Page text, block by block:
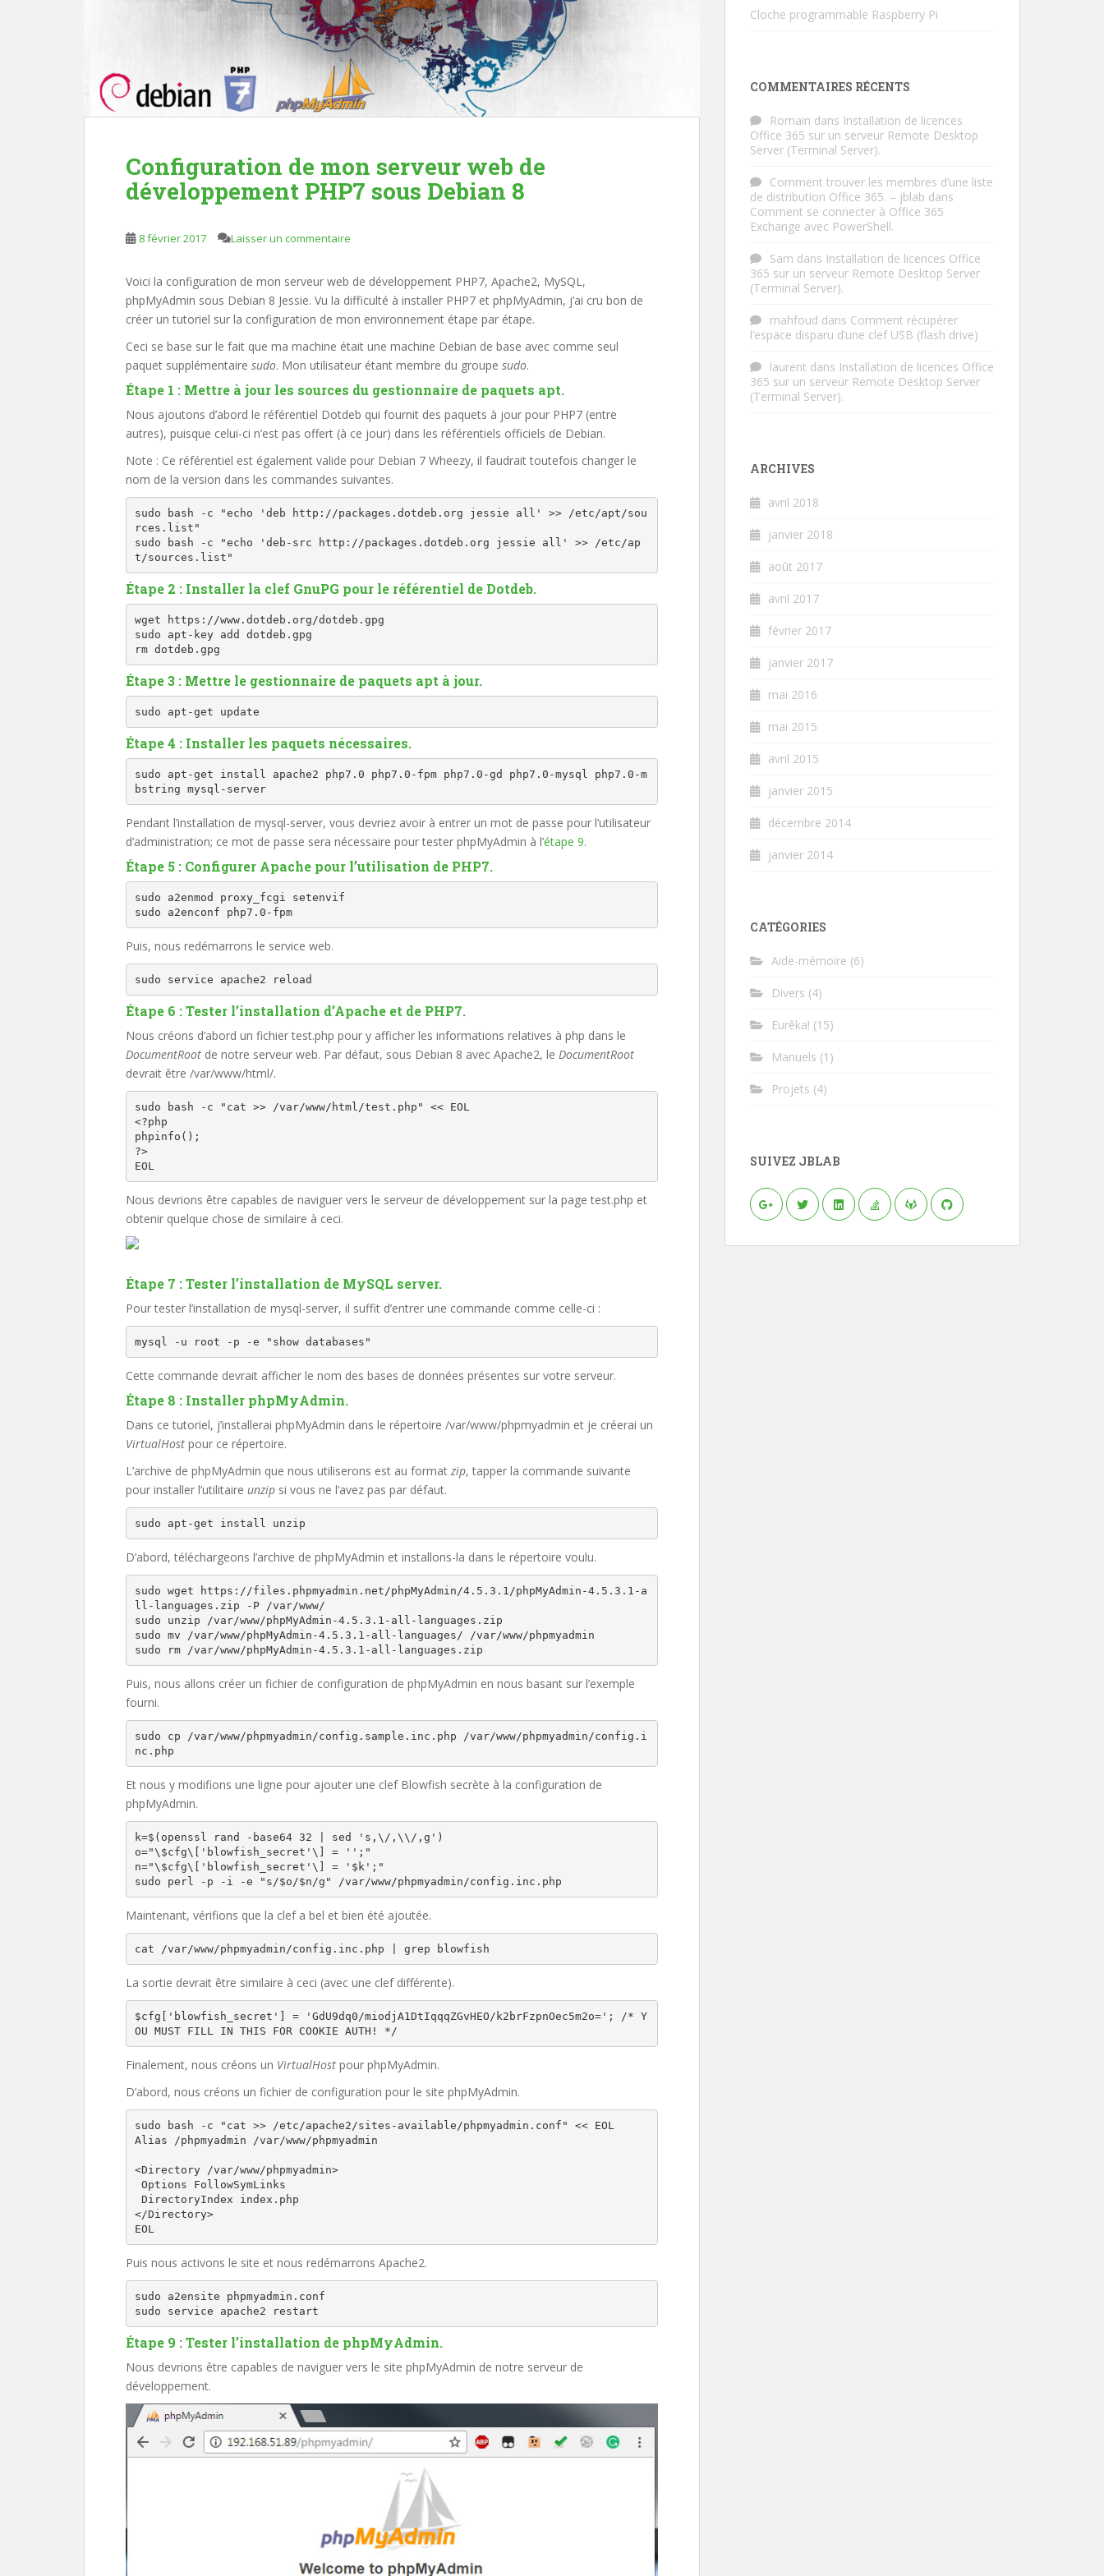
Configuration de mon serveur web de
développement PHP7 sous Debian 8
8 février 2017 Laisser un commentaire
Voici la configuration de mon serveur web de développement PHP7, Apache2, MySQL,
phpMyAdmin sous Debian 8 Jessie. Vu la difficulté à installer PHP7 et phpMyAdmin, j’ai cru bon de
créer un tutoriel sur la configuration de mon environnement étape par étape.
Ceci se base sur le fait que ma machine était une machine Debian de base avec comme seul
paquet supplémentaire sudo. Mon utilisateur étant membre du groupe sudo.
Étape 1 : Mettre à jour les sources du gestionnaire de paquets apt.
Nous ajoutons d’abord le référentiel Dotdeb qui fournit des paquets à jour pour PHP7 (entre
autres), puisque celui-ci n’est pas offert (à ce jour) dans les référentiels officiels de Debian.
Note : Ce référentiel est également valide pour Debian 7 Wheezy, il faudrait toutefois changer le
nom de la version dans les commandes suivantes.
sudo bash -c "echo 'deb http://packages.dotdeb.org jessie all' >> /etc/apt/sou
rces.list"
sudo bash -c "echo 'deb-src http://packages.dotdeb.org jessie all' >> /etc/ap
t/sources.list"
Étape 2 : Installer la clef GnuPG pour le référentiel de Dotdeb.
wget https://www.dotdeb.org/dotdeb.gpg
sudo apt-key add dotdeb.gpg
rm dotdeb.gpg
Étape 3 : Mettre le gestionnaire de paquets apt à jour.
sudo apt-get update
Étape 4 : Installer les paquets nécessaires.
sudo apt-get install apache2 php7.0 php7.0-fpm php7.0-gd php7.0-mysql php7.0-m
bstring mysql-server
Pendant l’installation de mysql-server, vous devriez avoir à entrer un mot de passe pour l’utilisateur
d’administration; ce mot de passe sera nécessaire pour tester phpMyAdmin à l’étape 9.
Étape 5 : Configurer Apache pour l’utilisation de PHP7.
sudo a2enmod proxy_fcgi setenvif
sudo a2enconf php7.0-fpm
Puis, nous redémarrons le service web.
sudo service apache2 reload
Étape 6 : Tester l’installation d’Apache et de PHP7.
Nous créons d’abord un fichier test.php pour y afficher les informations relatives à php dans le
DocumentRoot de notre serveur web. Par défaut, sous Debian 8 avec Apache2, le DocumentRoot
devrait être /var/www/html/.
sudo bash -c "cat >> /var/www/html/test.php" << EOL
<?php
phpinfo();
?>
EOL
Nous devrions être capables de naviguer vers le serveur de développement sur la page test.php et
obtenir quelque chose de similaire à ceci.
Étape 7 : Tester l’installation de MySQL server.
Pour tester l’installation de mysql-server, il suffit d’entrer une commande comme celle-ci :
mysql -u root -p -e "show databases"
Cette commande devrait afficher le nom des bases de données présentes sur votre serveur.
Étape 8 : Installer phpMyAdmin.
Dans ce tutoriel, j’installerai phpMyAdmin dans le répertoire /var/www/phpmyadmin et je créerai un
VirtualHost pour ce répertoire.
L’archive de phpMyAdmin que nous utiliserons est au format zip, tapper la commande suivante
pour installer l’utilitaire unzip si vous ne l’avez pas par défaut.
D’abord, téléchargeons l’archive de phpMyAdmin et installons-la dans le répertoire voulu.
sudo wget https://files.phpmyadmin.net/phpMyAdmin/4.5.3.1/phpMyAdmin-4.5.3.1-a
ll-languages.zip -P /var/www/
sudo unzip /var/www/phpMyAdmin-4.5.3.1-all-languages.zip
sudo mv /var/www/phpMyAdmin-4.5.3.1-all-languages/ /var/www/phpmyadmin
sudo rm /var/www/phpMyAdmin-4.5.3.1-all-languages.zip
Puis, nous allons créer un fichier de configuration de phpMyAdmin en nous basant sur l’exemple
fourni.
sudo cp /var/www/phpmyadmin/config.sample.inc.php /var/www/phpmyadmin/config.i
nc.php
Et nous y modifions une ligne pour ajouter une clef Blowfish secrète à la configuration de
phpMyAdmin.
k=$(openssl rand -base64 32 | sed 's,\/,\\/,g')
o="\$cfg\['blowfish_secret'\] = '';"
n="\$cfg\['blowfish_secret'\] = '$k';"
sudo perl -p -i -e "s/$o/$n/g" /var/www/phpmyadmin/config.inc.php
Maintenant, vérifions que la clef a bel et bien été ajoutée.
cat /var/www/phpmyadmin/config.inc.php | grep blowfish
La sortie devrait être similaire à ceci (avec une clef différente).
$cfg['blowfish_secret'] = 'GdU9dq0/miodjA1DtIqqqZGvHEO/k2brFzpnOec5m2o='; /* Y
OU MUST FILL IN THIS FOR COOKIE AUTH! */
Finalement, nous créons un VirtualHost pour phpMyAdmin.
D’abord, nous créons un fichier de configuration pour le site phpMyAdmin.
sudo bash -c "cat >> /etc/apache2/sites-available/phpmyadmin.conf" << EOL
Alias /phpmyadmin /var/www/phpmyadmin
<Directory /var/www/phpmyadmin>
</Directory>
EOL
Puis nous activons le site et nous redémarrons Apache2.
sudo a2ensite phpmyadmin.conf
sudo service apache2 restart
Étape 9 : Tester l’installation de phpMyAdmin.
Nous devrions être capables de naviguer vers le site phpMyAdmin de notre serveur de
développement.
Cloche programmable Raspberry Pi
COMMENTAIRES RÉCENTS
Romain dans Installation de licences
Office 365 sur un serveur Remote Desktop
Server (Terminal Server).
Comment trouver les membres d’une liste
de distribution Office 365. – jblab dans
Comment se connecter à Office 365
Exchange avec PowerShell.
Sam dans Installation de licences Office
365 sur un serveur Remote Desktop Server
(Terminal Server).
mahfoud dans Comment récupérer
l’espace disparu d’une clef USB (flash drive)
laurent dans Installation de licences Office
365 sur un serveur Remote Desktop Server
(Terminal Server).
ARCHIVES
avril 2018
janvier 2018
août 2017
avril 2017
février 2017
janvier 2017
mai 2016
mai 2015
avril 2015
janvier 2015
décembre 2014
janvier 2014
CATÉGORIES
Aide-mémoire (6)
Divers (4)
Eurêka! (15)
Manuels (1)
Projets (4)
SUIVEZ JBLAB